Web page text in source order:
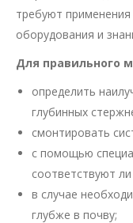
требуют
оборудования и
Для правильного
определить
глубинных
смонтировать
с помощью
соответствуют
в случае
глубже в почву;